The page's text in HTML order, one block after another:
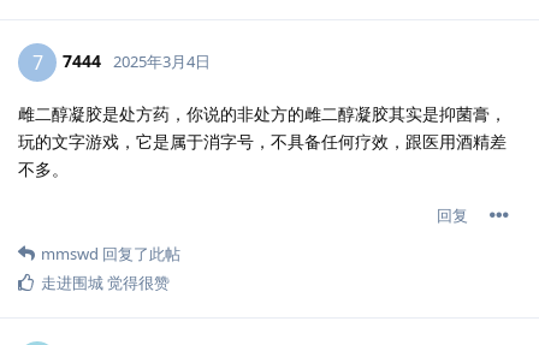
7 7444 2025年3月4日
雌二醇凝胶是处方药，你说的非处方的雌二醇凝胶其实是抑菌膏，
玩的文字游戏，它是属于消字号，不具备任何疗效，跟医用酒精差
不多。
回复
mmswd 回复了此帖
走进围城觉得很赞